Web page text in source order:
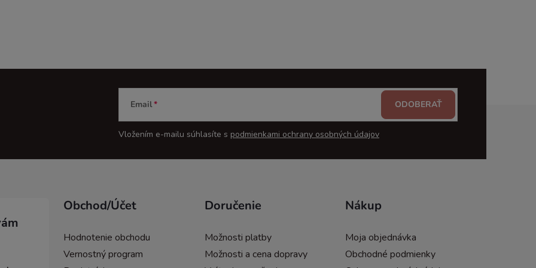
Email
Vložením e-mailu súhlasíte s podmienkami ochrany osobných údajov
ODOBERAŤ
Obchod/Účet
Hodnotenie obchodu
Vernostný program
Doručenie
Možnosti platby
Možnosti a cena dopravy
Nákup
Moja objednávka
Obchodné podmienky